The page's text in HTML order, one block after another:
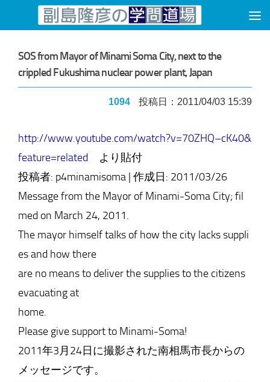
コンテンツへスキップ
SOS from Mayor of Minami Soma City, next to the
crippled Fukushima nuclear power plant, Japan
1094 投稿日：2011/04/03 15:39
http://www.youtube.com/watch?v=70ZHQ–cK40&
feature=relatedより貼付
投稿者: p4minamisoma | 作成日: 2011/03/26
Message from the Mayor of Minami-Soma City; fil
med on March 24, 2011.
The mayor himself talks of how the city lacks suppli
es and how there
are no means to deliver the supplies to the citizens
evacuating at
home.
Please give support to Minami-Soma!
2011年3月24日に撮影された南相馬市長からの
メッセージです。